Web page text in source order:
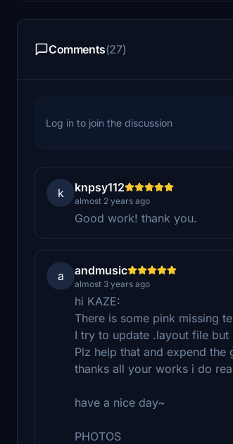
Comments(27)
Log in to join the discussion
k knpsy112
almost 2 years ago
Good work! thank you.
a andmusic
almost 3 years ago
hi KAZE:
There is some pink missing
I try to update .layout file but
Plz help that and expend
thanks all your works i do
have a nice day~
PHOTOS